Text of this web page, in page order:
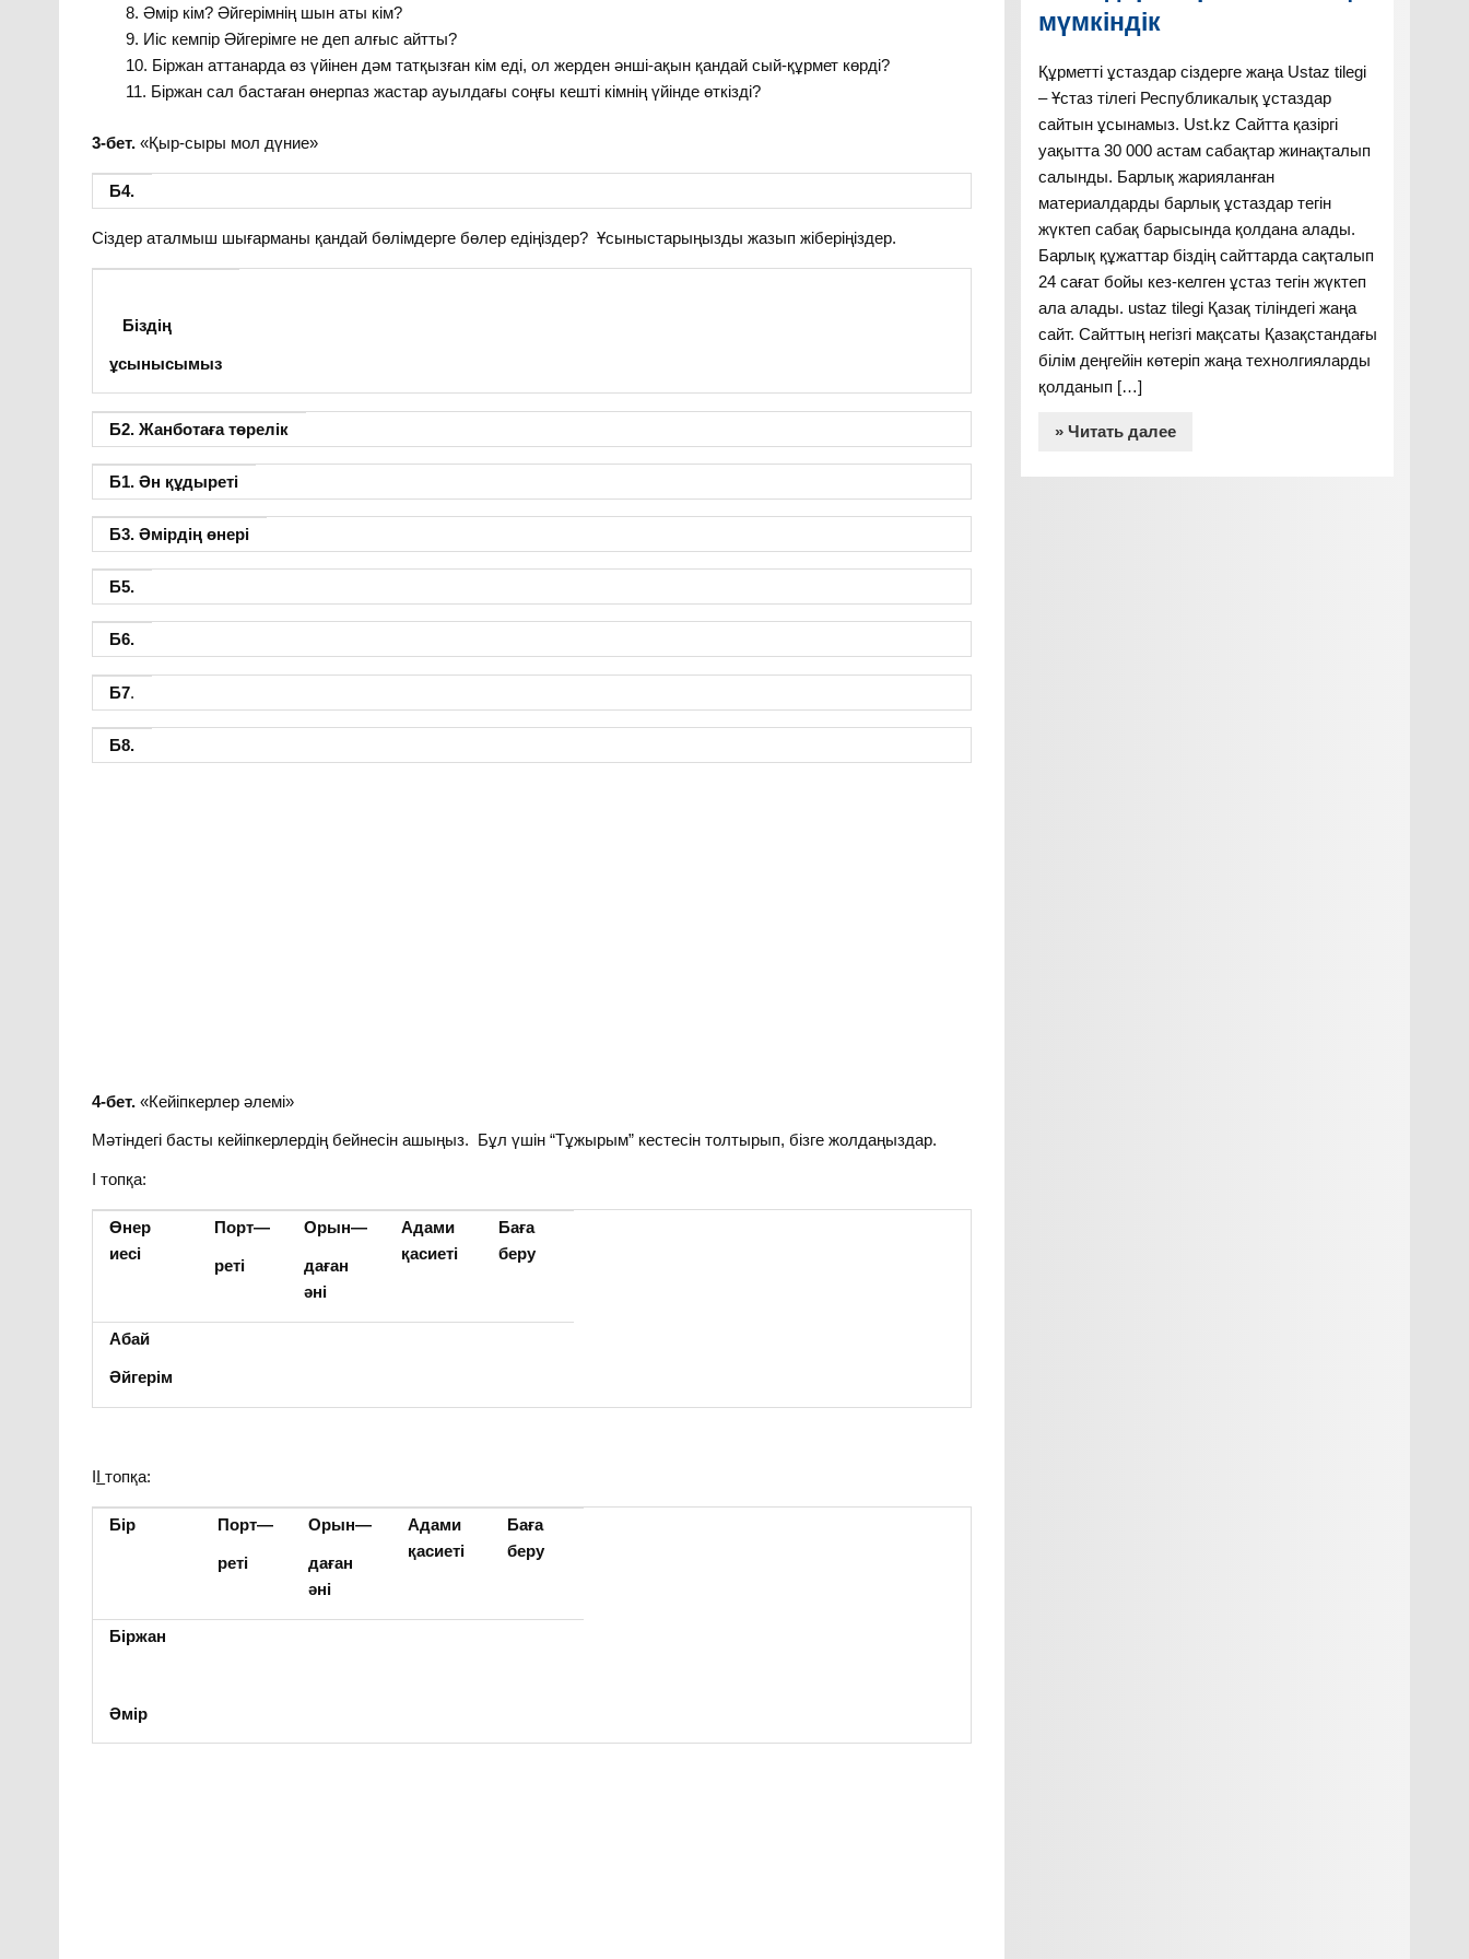
Әмір кім? Әйгерімнің шын аты кім?
Иіс кемпір Әйгерімге не деп алғыс айтты?
Біржан аттанарда өз үйінен дәм татқызған кім еді, ол жерден әнші-ақын қандай сый-құрмет көрді?
Біржан сал бастаған өнерпаз жастар ауылдағы соңғы кешті кімнің үйінде өткізді?
3-бет. «Қыр-сыры мол дүние»
Б4.
Сіздер аталмыш шығарманы қандай бөлімдерге бөлер едіңіздер? Ұсыныстарыңызды жазып жіберіңіздер.
Біздің
ұсынысымыз
Б2. Жанботаға төрелік
Б1. Ән құдыреті
Б3. Әмірдің өнері
Б5.
Б6.
Б7.
Б8.
4-бет. «Кейіпкерлер әлемі»
Мәтіндегі басты кейіпкерлердің бейнесін ашыңыз. Бұл үшін “Тұжырым” кестесін толтырып, бізге жолдаңыздар.
І топқа:
Өнер
иесі
Порт—
реті
Орын—
даған
әні
Адами
қасиеті
Баға
беру
Абай
Әйгерім
ІІтопқа:
Бір Порт—
реті
Орын—
даған
әні
Адами
қасиеті
Баға
беру
Біржан
Әмір
мүмкіндік
Құрметті ұстаздар сіздерге жаңа Ustaz tilegi
– Ұстаз тілегі Республикалық ұстаздар
сайтын ұсынамыз. Ust.kz Сайтта қазіргі
уақытта 30 000 астам сабақтар жинақталып
салынды. Барлық жарияланған
материалдарды барлық ұстаздар тегін
жүктеп сабақ барысында қолдана алады.
Барлық құжаттар біздің сайттарда сақталып
24 сағат бойы кез-келген ұстаз тегін жүктеп
ала алады. ustaz tilegi Қазақ тіліндегі жаңа
сайт. Сайттың негізгі мақсаты Қазақстандағы
білім деңгейін көтеріп жаңа технолгияларды
қолданып […]
» Читать далее